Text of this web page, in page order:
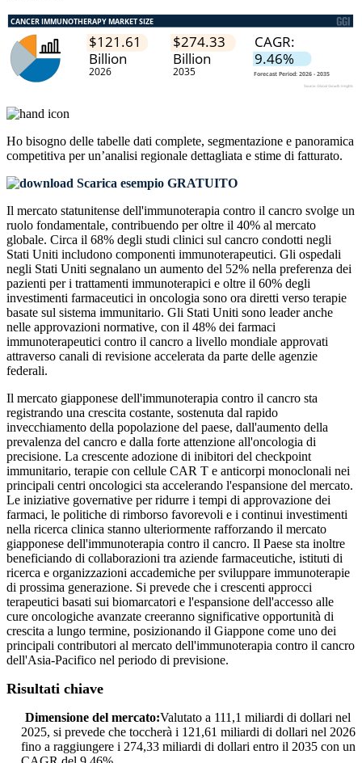
Ho bisogno delle tabelle dati complete, segmentazione e panoramica
competitiva per un’analisi regionale dettagliata e stime di fatturato.
Scarica esempio GRATUITO
Il mercato statunitense dell'immunoterapia contro il cancro svolge un
ruolo fondamentale, contribuendo per oltre il 40% al mercato
globale. Circa il 68% degli studi clinici sul cancro condotti negli
Stati Uniti includono componenti immunoterapeutici. Gli ospedali
negli Stati Uniti segnalano un aumento del 52% nella preferenza dei
pazienti per i trattamenti immunoterapici e oltre il 60% degli
investimenti farmaceutici in oncologia sono ora diretti verso terapie
basate sul sistema immunitario. Gli Stati Uniti sono leader anche
nelle approvazioni normative, con il 48% dei farmaci
immunoterapeutici contro il cancro a livello mondiale approvati
attraverso canali di revisione accelerata da parte delle agenzie
federali.
Il mercato giapponese dell'immunoterapia contro il cancro sta
registrando una crescita costante, sostenuta dal rapido
invecchiamento della popolazione del paese, dall'aumento della
prevalenza del cancro e dalla forte attenzione all'oncologia di
precisione. La crescente adozione di inibitori del checkpoint
immunitario, terapie con cellule CAR T e anticorpi monoclonali nei
principali centri oncologici sta accelerando l'espansione del mercato.
Le iniziative governative per ridurre i tempi di approvazione dei
farmaci, le politiche di rimborso favorevoli e i continui investimenti
nella ricerca clinica stanno ulteriormente rafforzando il mercato
giapponese dell'immunoterapia contro il cancro. Il Paese sta inoltre
beneficiando di collaborazioni tra aziende farmaceutiche, istituti di
ricerca e organizzazioni accademiche per sviluppare immunoterapie
di prossima generazione. Si prevede che i crescenti approcci
terapeutici basati sui biomarcatori e l'espansione dell'accesso alle
cure oncologiche avanzate creeranno significative opportunità di
crescita a lungo termine, posizionando il Giappone come uno dei
principali contributori al mercato dell'immunoterapia contro il cancro
dell'Asia-Pacifico nel periodo di previsione.
Risultati chiave
Dimensione del mercato:Valutato a 111,1 miliardi di dollari nel
2025, si prevede che toccherà i 121,61 miliardi di dollari nel 2026
fino a raggiungere i 274,33 miliardi di dollari entro il 2035 con un